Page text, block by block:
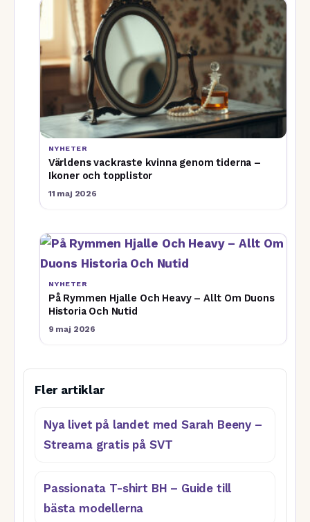
NYHETER
Världens vackraste kvinna genom tiderna –
Ikoner och topplistor
11 maj 2026
NYHETER
På Rymmen Hjalle Och Heavy – Allt Om Duons
Historia Och Nutid
9 maj 2026
Fler artiklar
Nya livet på landet med Sarah Beeny –
Streama gratis på SVT
Passionata T-shirt BH – Guide till
bästa modellerna